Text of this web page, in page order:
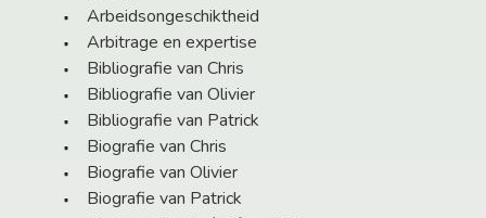
Arbeidsongeschiktheid
Arbitrage en expertise
Bibliografie van Chris
Bibliografie van Olivier
Bibliografie van Patrick
Biografie van Chris
Biografie van Olivier
Biografie van Patrick